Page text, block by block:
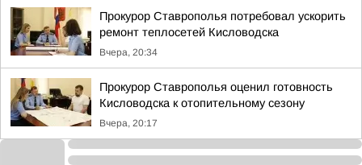
Прокурор Ставрополья потребовал ускорить
ремонт теплосетей Кисловодска
Вчера, 20:34
Прокурор Ставрополья оценил готовность
Кисловодска к отопительному сезону
Вчера, 20:17